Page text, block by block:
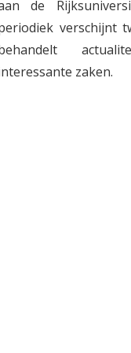
de
verschijnt
zaken.